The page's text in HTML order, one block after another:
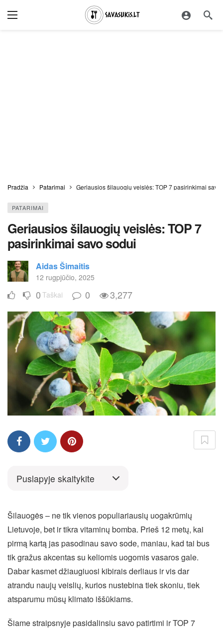
Pradžia Patarimai Geriausios šilauogių veislės: TOP 7 pasirinkimai savo
PATARIMAI
Geriausios šilauogių veislės: TOP 7
pasirinkimai savo sodui
Aidas Šimaitis
12 rugpjūčio, 2025
0 Taškai 0 3,277
Puslapyje skaitykite
Šilauogės – ne tik vienos populiariausių uogakrūmių
Lietuvoje, bet ir tikra vitaminų bomba. Prieš 12 metų, kai
pirmą kartą jas pasodinau savo sode, maniau, kad tai bus
tik gražus akcentas su keliomis uogomis vasaros gale.
Dabar kasmet džiaugiuosi kibirais derliaus ir vis dar
atrandu naujų veislių, kurios nustebina tiek skoniu, tiek
atsparumu mūsų klimato iššūkiams.
Šiame straipsnyje pasidalinsiu savo patirtimi ir TOP 7